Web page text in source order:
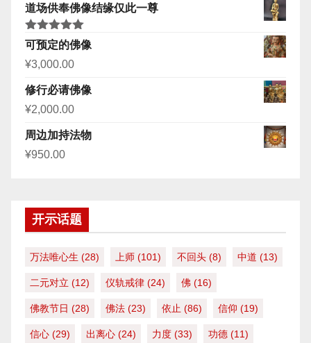
道场供奉佛像结缘仅此一尊
评分5.00
&sol; 5
可预定的佛像
¥3,000.00
修行必请佛像
¥2,000.00
周边加持法物
¥950.00
开示话题
万法唯心生 (28) 上师 (101) 不回头 (8) 中道 (13)
二元对立 (12) 仪轨戒律 (24) 佛 (16)
佛教节日 (28) 佛法 (23) 依止 (86) 信仰 (19)
信心 (29) 出离心 (24) 力度 (33) 功德 (11)